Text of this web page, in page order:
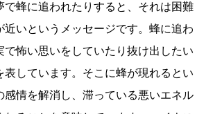
で蜂に追われたりすると、それは困難
近いというメッセージです。蜂に追わ
で怖い思いをしていたり抜け出したい
表しています。そこに蜂が現れるとい
感情を解消し、滞っている悪いエネル